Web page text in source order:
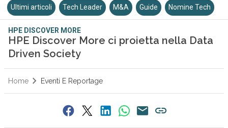
Ultimi articoli Tech Leader M&A Guide Nomine Tech
HPE DISCOVER MORE
HPE Discover More ci proietta nella Data
Driven Society
Home Eventi E Reportage